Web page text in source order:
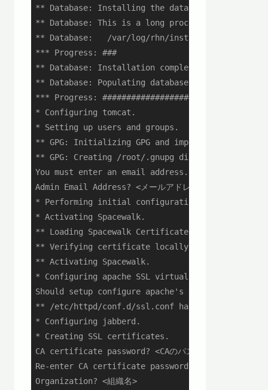
** Database: Installing the database:
** Database: This is a long process that is
** Database:   /var/log/rhn/install_db.log
*** Progress: ###
** Database: Installation complete.
** Database: Populating database.
*** Progress: ############################
* Configuring tomcat.
* Setting up users and groups.
** GPG: Initializing GPG and importing key.
** GPG: Creating /root/.gnupg directory
You must enter an email address.
Admin Email Address? <メールアドレス>
* Performing initial configuration.
* Activating Spacewalk.
** Loading Spacewalk Certificate.
** Verifying certificate locally.
** Activating Spacewalk.
* Configuring apache SSL virtual host.
Should setup configure apache's default ssl
** /etc/httpd/conf.d/ssl.conf has been backed
* Configuring jabberd.
* Creating SSL certificates.
CA certificate password? <CAのパスワード>
Re-enter CA certificate password? <CAのパスワード(
Organization? <組織名>